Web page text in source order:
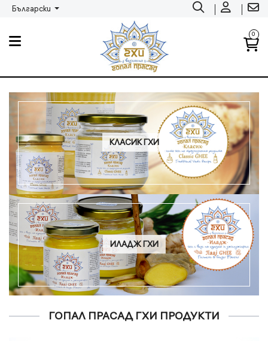
Български
0
КЛАСИК ГХИ
ИЛАДЖ ГХИ
ГОПАЛ ПРАСАД ГХИ ПРОДУКТИ